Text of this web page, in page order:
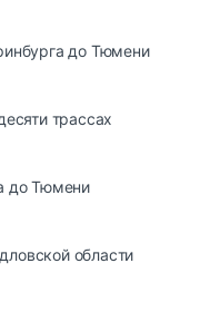
до Тюмени
трассах
до Тюмени
области